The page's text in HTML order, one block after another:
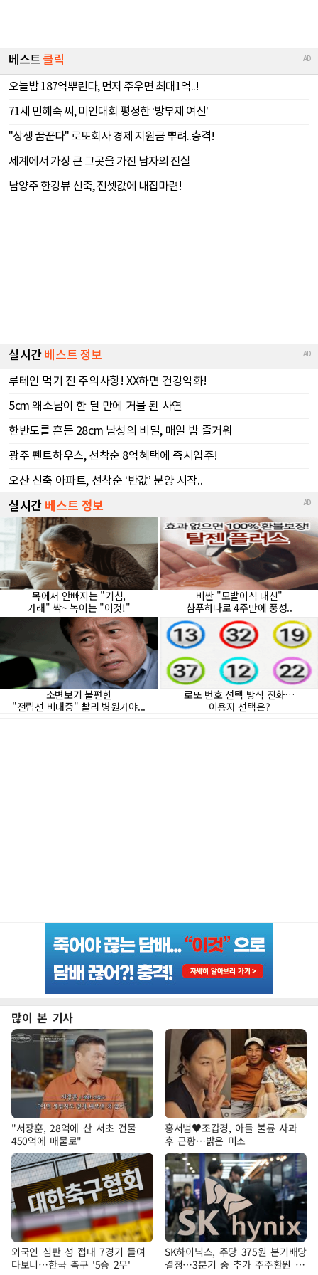
많이 본 기사
"서장훈, 28억에 산 서초 건물
450억에 매물로"
홍서범♥조갑경, 아들 불륜 사과
후 근황…밝은 미소
외국인 심판 성 접대 7경기 들여
다보니…한국 축구 '5승 2무'
SK하이닉스, 주당 375원 분기배당
결정…3분기 중 추가 주주환원 발